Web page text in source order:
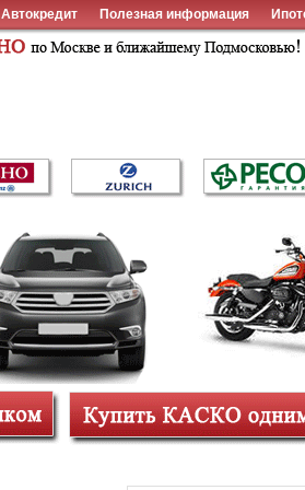
Автокредит Полезная информация